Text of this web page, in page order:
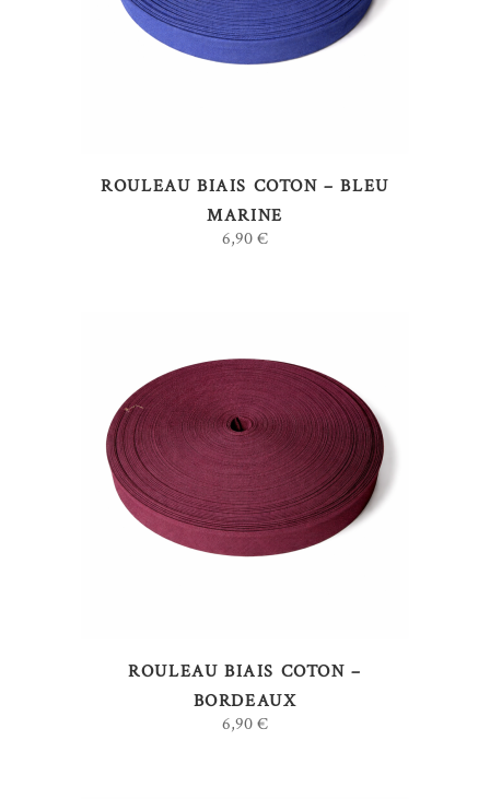
ROULEAU BIAIS COTON – BLEU
MARINE
6,90€
AJOUTER AU PANIER
ROULEAU BIAIS COTON –
BORDEAUX
6,90€